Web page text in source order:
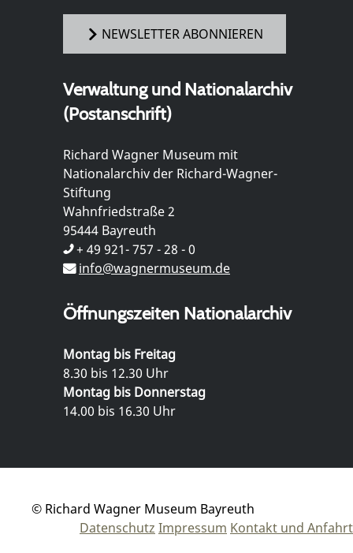
NEWSLETTER ABONNIEREN
Verwaltung und Nationalarchiv
(Postanschrift)
Richard Wagner Museum mit
Nationalarchiv der Richard-Wagner-
Stiftung
Wahnfriedstraße 2
95444 Bayreuth
+ 49 921- 757 - 28 - 0
info@wagnermuseum.de
Öffnungszeiten Nationalarchiv
Montag bis Freitag
8.30 bis 12.30 Uhr
Montag bis Donnerstag
14.00 bis 16.30 Uhr
© Richard Wagner Museum Bayreuth
Datenschutz Impressum Kontakt und Anfahrt